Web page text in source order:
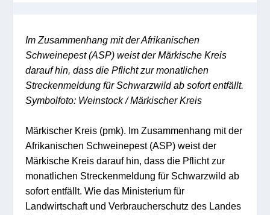
Im Zusammenhang mit der Afrikanischen
Schweinepest (ASP) weist der Märkische Kreis
darauf hin, dass die Pflicht zur monatlichen
Streckenmeldung für Schwarzwild ab sofort entfällt.
Symbolfoto: Weinstock / Märkischer Kreis
Märkischer Kreis (pmk). Im Zusammenhang mit der
Afrikanischen Schweinepest (ASP) weist der
Märkische Kreis darauf hin, dass die Pflicht zur
monatlichen Streckenmeldung für Schwarzwild ab
sofort entfällt. Wie das Ministerium für
Landwirtschaft und Verbraucherschutz des Landes